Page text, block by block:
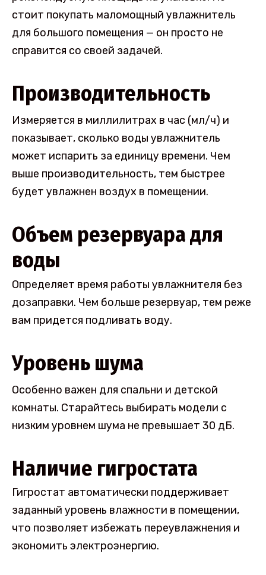
стоит покупать маломощный увлажнитель
для большого помещения — он просто не
справится со своей задачей.
Производительность
Измеряется в миллилитрах в час (мл/ч) и
показывает, сколько воды увлажнитель
может испарить за единицу времени. Чем
выше производительность, тем быстрее
будет увлажнен воздух в помещении.
Объем резервуара для
воды
Определяет время работы увлажнителя без
дозаправки. Чем больше резервуар, тем реже
вам придется подливать воду.
Уровень шума
Особенно важен для спальни и детской
комнаты. Старайтесь выбирать модели с
низким уровнем шума не превышает 30 дБ.
Наличие гигростата
Гигростат автоматически поддерживает
заданный уровень влажности в помещении,
что позволяет избежать переувлажнения и
экономить электроэнергию.